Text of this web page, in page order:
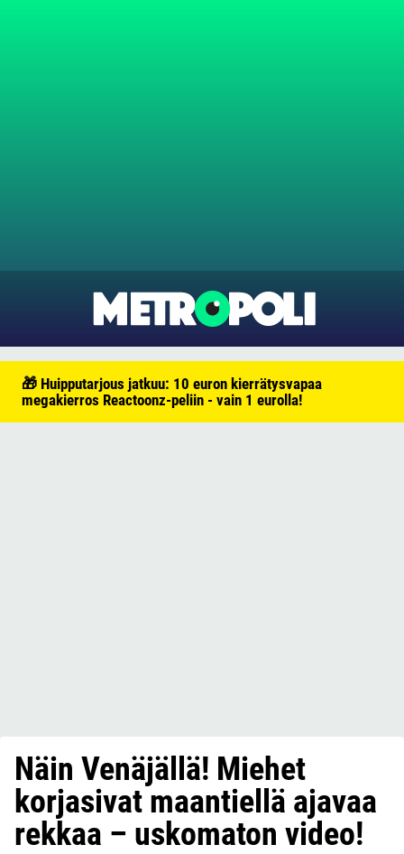
🎁 Huipputarjous jatkuu: 10 euron kierrätysvapaa
megakierros Reactoonz-peliin - vain 1 eurolla!
Näin Venäjällä! Miehet
korjasivat maantiellä ajavaa
rekkaa – uskomaton video!